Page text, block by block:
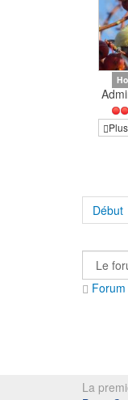
Début
Forum
La